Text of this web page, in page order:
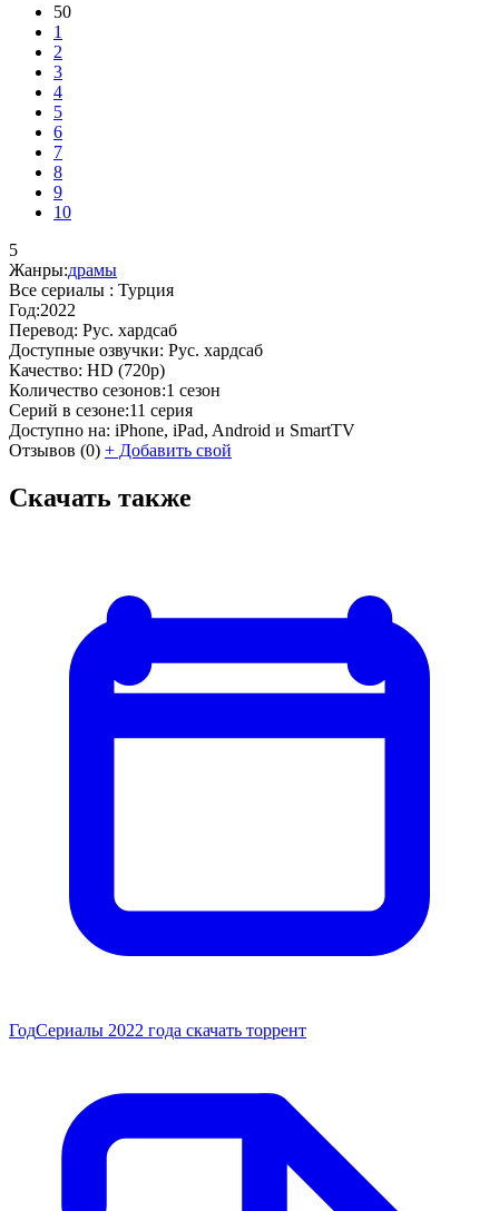
50
1
2
3
4
5
6
7
8
9
10
5
Жанры:драмы
Все сериалы : Турция
Год:2022
Перевод: Рус. хардсаб
Доступные озвучки: Рус. хардсаб
Качество: HD (720p)
Количество сезонов:1 сезон
Серий в сезоне:11 серия
Доступно на: iPhone, iPad, Android и SmartTV
Отзывов (0) + Добавить свой
Скачать также
ГодСериалы 2022 года скачать торрент